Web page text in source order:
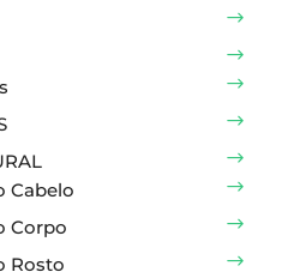
Cabelo
Corpo
Rosto